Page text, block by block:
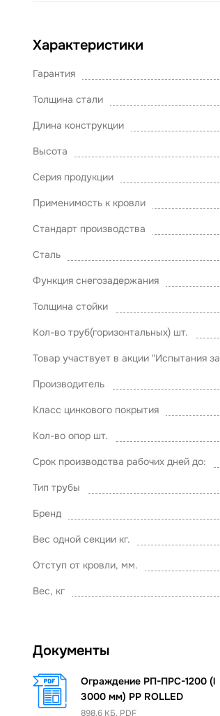
Характеристики
Гарантия
Толщина стали
Длина конструкции
Высота
Серия продукции
Применимость к кровли
Стандарт производства
Сталь
Функция снегозадержания
Толщина стойки
Кол-во труб(горизонтальных) шт.
Товар участвует в акции "Испытания
Производитель
Класс цинкового покрытия
Кол-во опор шт.
Срок производства рабочих дней до:
Тип трубы
Бренд
Вес одной секции кг.
Отступ от кровли, мм.
Вес, кг
Документы
Ограждение РП-ПРС-1200 (l
3000 мм) PP ROLLED
898.6 КБ, PDF